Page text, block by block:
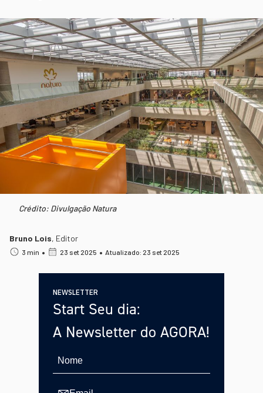
Crédito: Divulgação Natura
Bruno Lois, Editor
3 min • 23 set 2025 • Atualizado: 23 set 2025
NEWSLETTER
Start Seu dia:
A Newsletter do AGORA!